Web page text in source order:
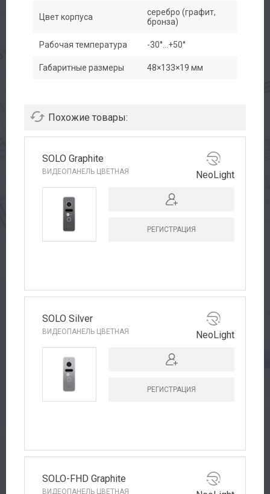
Цвет корпуса
серебро (графит,
бронза)
Рабочая температура -30°...+50°
Габаритные размеры 48×133×19 мм
Похожие товары:
SOLO Graphite
ВИДЕОПАНЕЛЬ ЦВЕТНАЯ NeoLight
РЕГИСТРАЦИЯ
SOLO Silver
ВИДЕОПАНЕЛЬ ЦВЕТНАЯ NeoLight
РЕГИСТРАЦИЯ
SOLO-FHD Graphite
ВИДЕОПАНЕЛЬ ЦВЕТНАЯ